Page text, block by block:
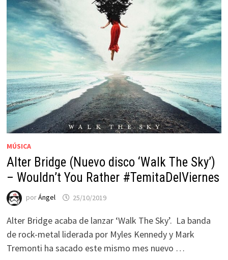
MÚSICA
Alter Bridge (Nuevo disco ‘Walk The Sky’)
– Wouldn’t You Rather #TemitaDelViernes
porÁngel 25/10/2019
Alter Bridge acaba de lanzar ‘Walk The Sky’. La banda
de rock-metal liderada por Myles Kennedy y Mark
Tremonti ha sacado este mismo mes nuevo …